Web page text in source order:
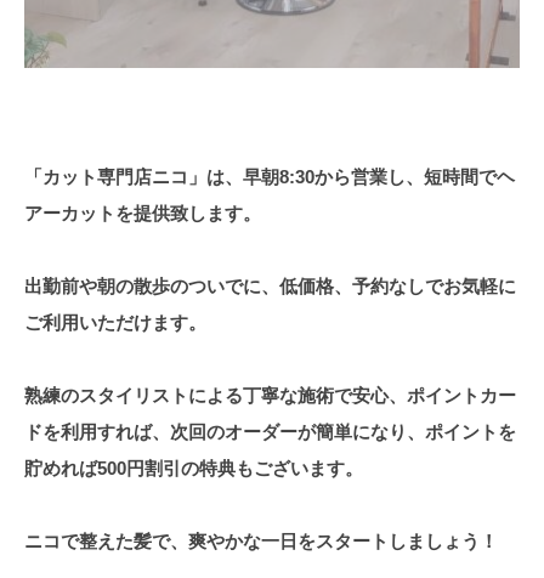
「カット専門店ニコ」は、早朝8:30から営業し、短時間でヘ
アーカットを提供致します。
出勤前や朝の散歩のついでに、低価格、予約なしでお気軽に
ご利用いただけます。
熟練のスタイリストによる丁寧な施術で安心、ポイントカー
ドを利用すれば、次回のオーダーが簡単になり、ポイントを
貯めれば500円割引の特典もございます。
ニコで整えた髪で、爽やかな一日をスタートしましょう！